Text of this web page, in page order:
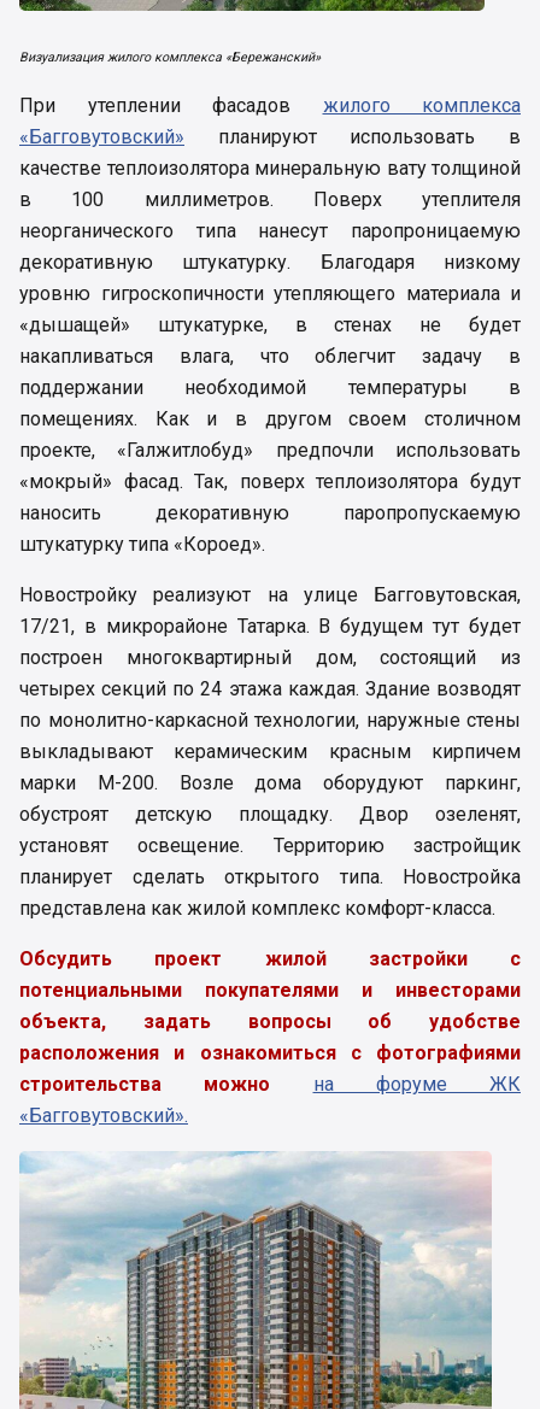
Визуализация жилого комплекса «Бережанский»
При утеплении фасадов жилого комплекса
«Багговутовский» планируют использовать в
качестве теплоизолятора минеральную вату толщиной
в 100 миллиметров. Поверх утеплителя
неорганического типа нанесут паропроницаемую
декоративную штукатурку. Благодаря низкому
уровню гигроскопичности утепляющего материала и
«дышащей» штукатурке, в стенах не будет
накапливаться влага, что облегчит задачу в
поддержании необходимой температуры в
помещениях. Как и в другом своем столичном
проекте, «Галжитлобуд» предпочли использовать
«мокрый» фасад. Так, поверх теплоизолятора будут
наносить декоративную паропропускаемую
штукатурку типа «Короед».
Новостройку реализуют на улице Багговутовская,
17/21, в микрорайоне Татарка. В будущем тут будет
построен многоквартирный дом, состоящий из
четырех секций по 24 этажа каждая. Здание возводят
по монолитно-каркасной технологии, наружные стены
выкладывают керамическим красным кирпичем
марки М-200. Возле дома оборудуют паркинг,
обустроят детскую площадку. Двор озеленят,
установят освещение. Территорию застройщик
планирует сделать открытого типа. Новостройка
представлена как жилой комплекс комфорт-класса.
Обсудить проект жилой застройки с
потенциальными покупателями и инвесторами
объекта, задать вопросы об удобстве
расположения и ознакомиться с фотографиями
строительства можно на форуме ЖК
«Багговутовский».